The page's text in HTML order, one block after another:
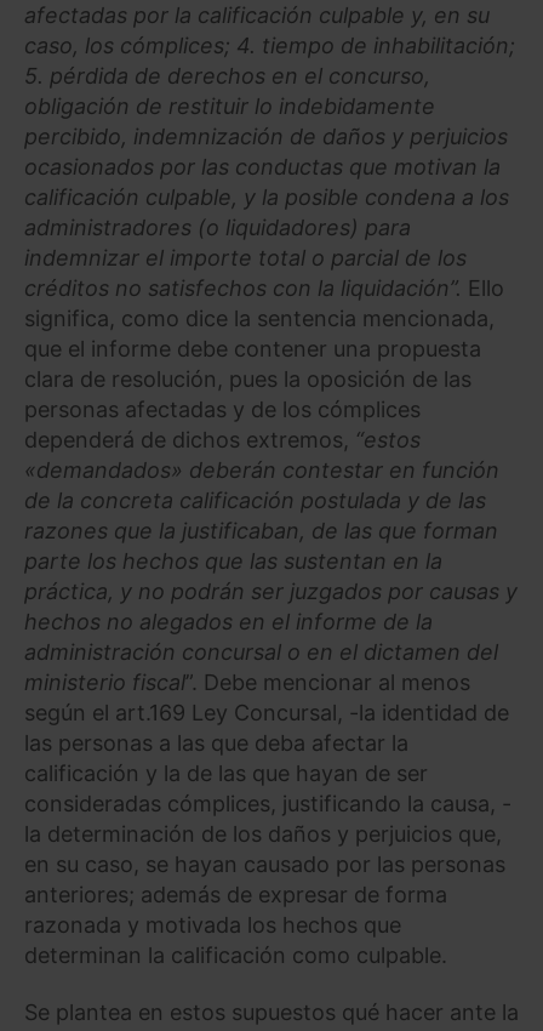
afectadas por la calificación culpable y, en su
caso, los cómplices; 4. tiempo de inhabilitación;
5. pérdida de derechos en el concurso,
obligación de restituir lo indebidamente
percibido, indemnización de daños y perjuicios
ocasionados por las conductas que motivan la
calificación culpable, y la posible condena a los
administradores (o liquidadores) para
indemnizar el importe total o parcial de los
créditos no satisfechos con la liquidación”. Ello
significa, como dice la sentencia mencionada,
que el informe debe contener una propuesta
clara de resolución, pues la oposición de las
personas afectadas y de los cómplices
dependerá de dichos extremos, “estos
«demandados» deberán contestar en función
de la concreta calificación postulada y de las
razones que la justificaban, de las que forman
parte los hechos que las sustentan en la
práctica, y no podrán ser juzgados por causas y
hechos no alegados en el informe de la
administración concursal o en el dictamen del
ministerio fiscal”. Debe mencionar al menos
según el art.169 Ley Concursal, -la identidad de
las personas a las que deba afectar la
calificación y la de las que hayan de ser
consideradas cómplices, justificando la causa, -
la determinación de los daños y perjuicios que,
en su caso, se hayan causado por las personas
anteriores; además de expresar de forma
razonada y motivada los hechos que
determinan la calificación como culpable.
Se plantea en estos supuestos qué hacer ante la